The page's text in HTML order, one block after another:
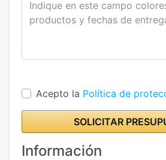
Acepto la Política de
SOLICITAR
Información